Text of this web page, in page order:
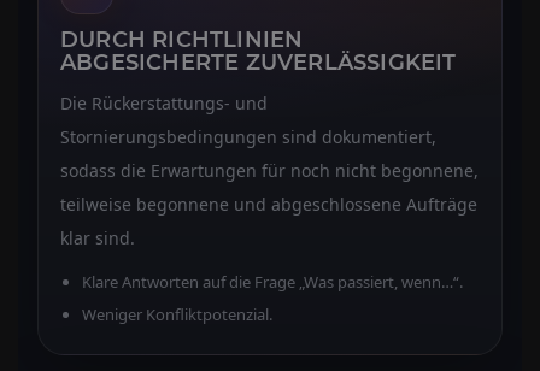
DURCH RICHTLINIEN
ABGESICHERTE ZUVERLÄSSIGKEIT
Die Rückerstattungs- und
Stornierungsbedingungen sind dokumentiert,
sodass die Erwartungen für noch nicht begonnene,
teilweise begonnene und abgeschlossene Aufträge
klar sind.
Klare Antworten auf die Frage „Was passiert, wenn…“.
Weniger Konfliktpotenzial.